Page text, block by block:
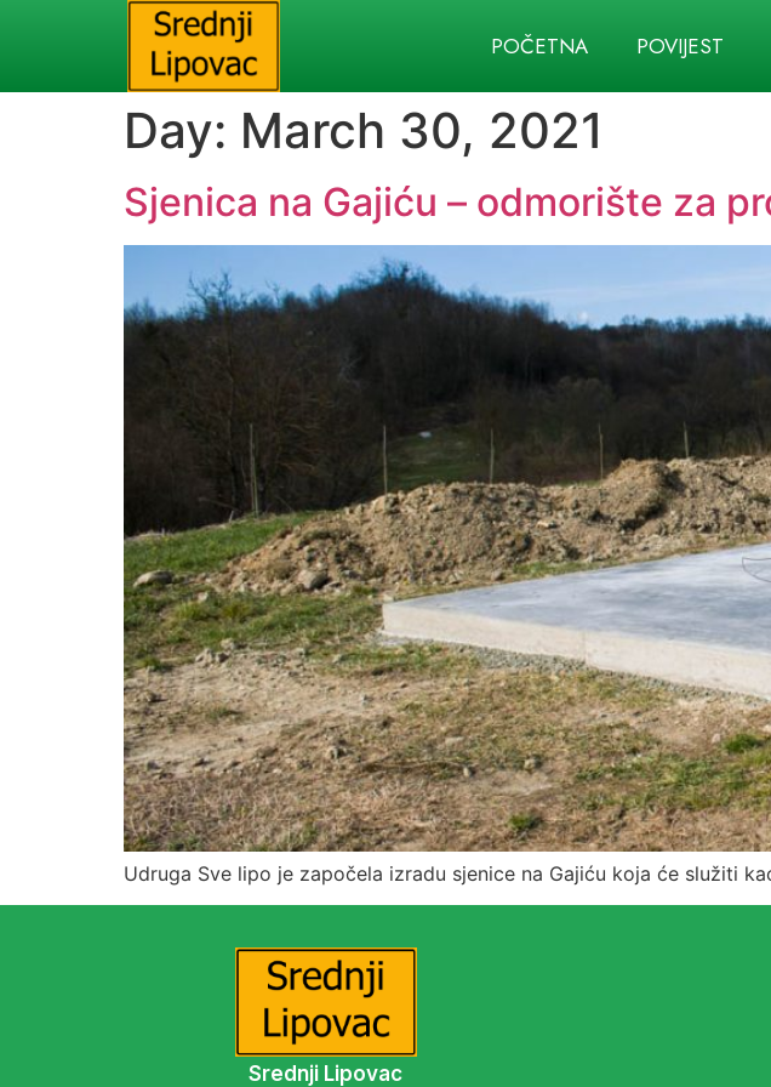
POČETNA POVIJEST
Day: March 30, 2021
Sjenica na Gajiću – odmorište za
Udruga Sve lipo je započela izradu sjenice na Gajiću koja će služiti
Srednji Lipovac